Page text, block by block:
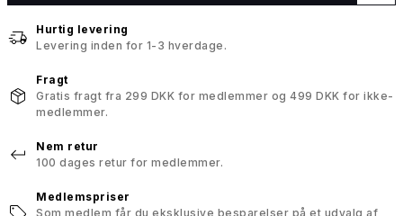
Hurtig levering
Levering inden for 1-3 hverdage.
Fragt
Gratis fragt fra 299 DKK for medlemmer og 499 DKK for ikke-
medlemmer.
Nem retur
100 dages retur for medlemmer.
Medlemspriser
Som medlem får du eksklusive besparelser på et udvalg af